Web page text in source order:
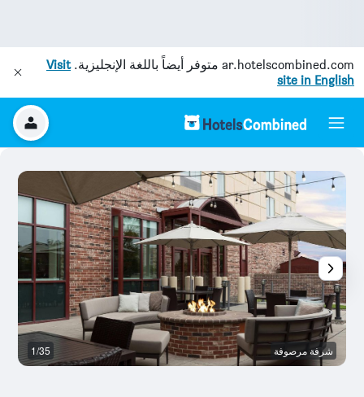
ar.hotelscombined.com متوفر أيضاً باللغة الإنجليزية.Visit
site in English
شرفة مرصوفة 1/35